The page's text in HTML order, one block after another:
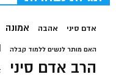
אדם סיני אהבה אמונה
האם מותר לנשים ללמוד קבלה
הרב אדם סיני